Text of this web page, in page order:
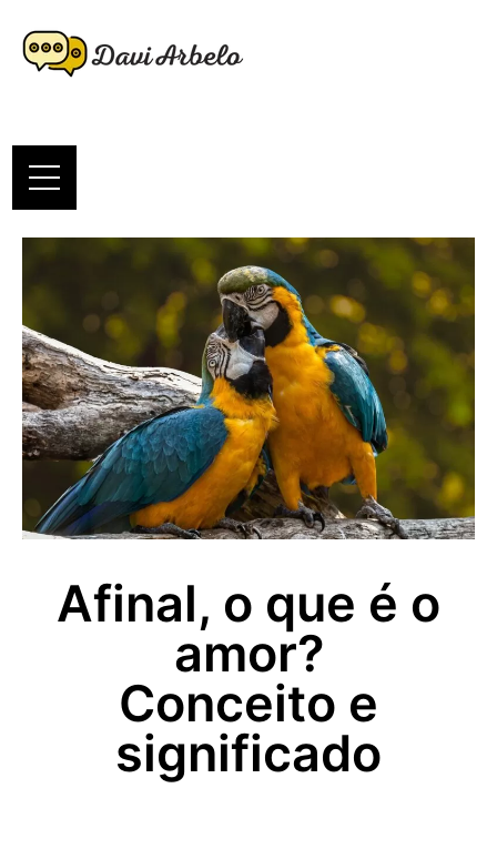
Afinal, o que é o
amor?
Conceito e
significado